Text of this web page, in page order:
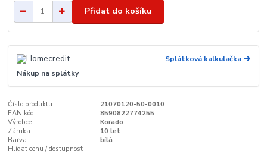
Přidat do košíku
Splátková kalkulačka
Nákup na splátky
Číslo produktu:
21070120-50-0010
EAN kód:
8590822774255
Výrobce:
Korado
Záruka:
10 let
Barva:
bílá
Hlídat cenu / dostupnost